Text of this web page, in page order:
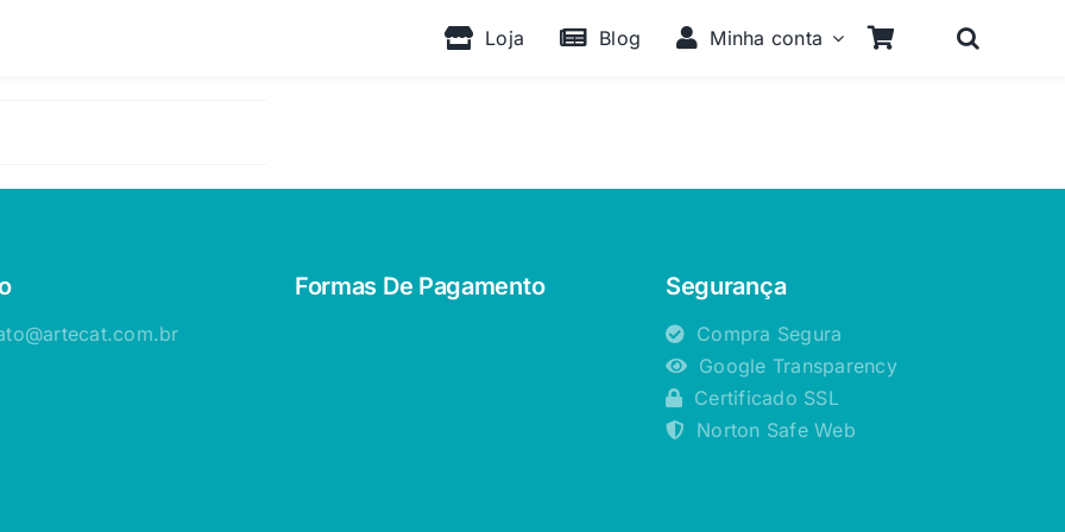
Loja Blog Minha conta
Formas De Pagamento Segurança
Compra Segura
Google Transparency
Certificado SSL
Norton Safe Web